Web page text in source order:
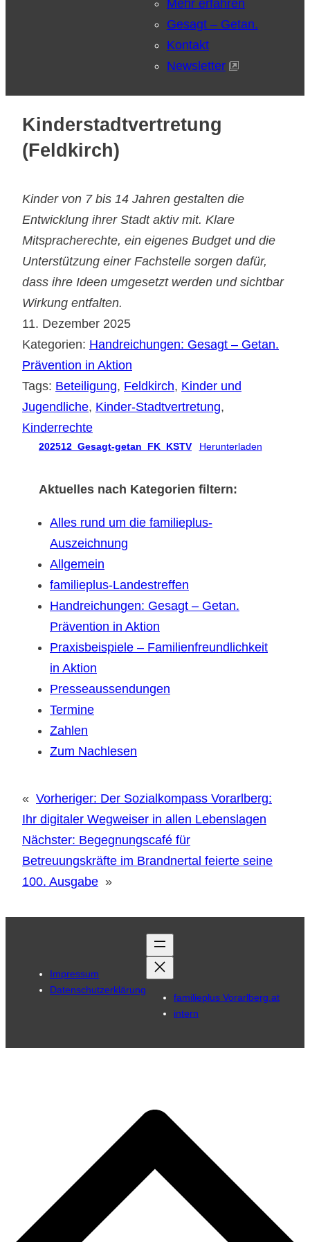
Mehr erfahren
Gesagt – Getan.
Kontakt
Newsletter
Kinderstadtvertretung
(Feldkirch)
Kinder von 7 bis 14 Jahren gestalten die
Entwicklung ihrer Stadt aktiv mit. Klare
Mitspracherechte, ein eigenes Budget und die
Unterstützung einer Fachstelle sorgen dafür,
dass ihre Ideen umgesetzt werden und sichtbar
Wirkung entfalten.
11. Dezember 2025
Kategorien: Handreichungen: Gesagt – Getan.
Prävention in Aktion
Tags: Beteiligung, Feldkirch, Kinder und
Jugendliche, Kinder-Stadtvertretung
Kinderrechte
202512_Gesagt-getan_FK_KSTV Herunterladen
Aktuelles nach Kategorien filtern:
Alles rund um die familieplus-
Auszeichnung
Allgemein
familieplus-Landestreffen
Handreichungen: Gesagt – Getan.
Prävention in Aktion
Praxisbeispiele – Familienfreundlichkeit
in Aktion
Presseaussendungen
Termine
Zahlen
Zum Nachlesen
« Vorheriger: Der Sozialkompass Vorarlberg:
Ihr digitaler Wegweiser in allen Lebenslagen
Nächster: Begegnungscafé für
Betreuungskräfte im Brandnertal feierte seine
100. Ausgabe »
Impressum
Datenschutzerklärung
familieplus Vorarlberg.at
intern